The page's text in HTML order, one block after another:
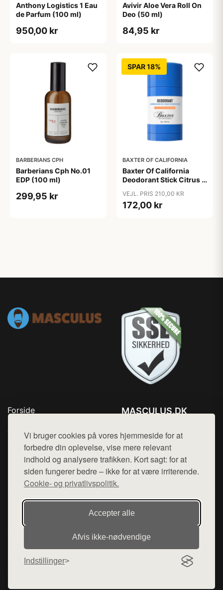
Vi bruger cookies på vores hjemmeside for at
forbedre din oplevelse, vise mere relevant
indhold og analysere trafikken. Kort sagt: for at
siden fungerer bedre – ikke for at være irriterende.
Cookie- og privatlivspolitik.
Accepter alle
Afvis ikke‑nødvendige
Indstillinger
Anthony Logistics 1 Eau
de Parfum (100 ml)
950,00 kr
Avivir Aloe Vera Roll On
Deo (50 ml)
84,95 kr
BARBERIANS CPH
Barberians Cph No.01
EDP (100 ml)
299,95 kr
SPAR 18%
BAXTER OF CALIFORNIA
Baxter Of California
Deodorant Stick Citrus &
VEJL. PRIS 210,00 KR
172,00 kr
Forside
Top Rabatter
Kontakt
MASCULUS.DK
Mail: hej@want.dk
Cookie- og privatlivspolitik
Denne side er en del af want.dk, der udgiver en række
hjemmesider med præsentation af forskellige produkter fra
diverse webshops. Der sælges ikke varer fra denne side - vi
henviser til de shops, som sælger varen. Vi har heller ikke
varerne på lager.